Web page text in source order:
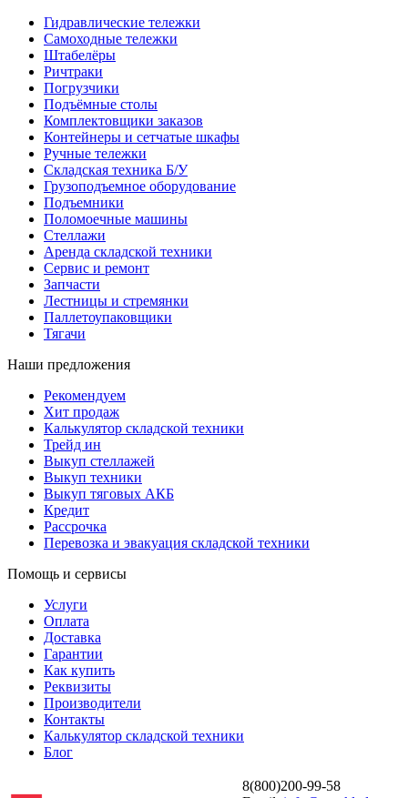
Гидравлические тележки
Самоходные тележки
Штабелёры
Ричтраки
Погрузчики
Подъёмные столы
Комплектовщики заказов
Контейнеры и сетчатые шкафы
Ручные тележки
Складская техника Б/У
Грузоподъемное оборудование
Подъемники
Поломоечные машины
Стеллажи
Аренда складской техники
Сервис и ремонт
Запчасти
Лестницы и стремянки
Паллетоупаковщики
Тягачи
Наши предложения
Рекомендуем
Хит продаж
Калькулятор складской техники
Трейд ин
Выкуп стеллажей
Выкуп техники
Выкуп тяговых АКБ
Кредит
Рассрочка
Перевозка и эвакуация складской техники
Помощь и сервисы
Услуги
Оплата
Доставка
Гарантии
Как купить
Реквизиты
Производители
Контакты
Калькулятор складской техники
Блог
8(800)200-99-58